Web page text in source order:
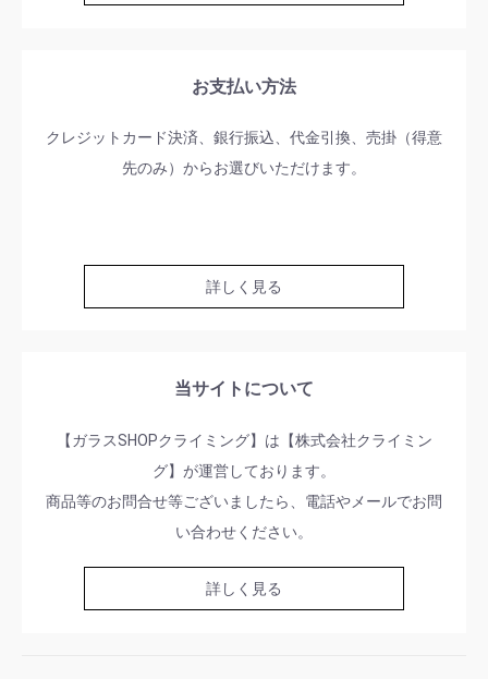
お支払い方法
クレジットカード決済、銀行振込、代金引換、売掛（得意
先のみ）からお選びいただけます。
詳しく見る
当サイトについて
【ガラスSHOPクライミング】は【株式会社クライミン
グ】が運営しております。
商品等のお問合せ等ございましたら、電話やメールでお問
い合わせください。
詳しく見る